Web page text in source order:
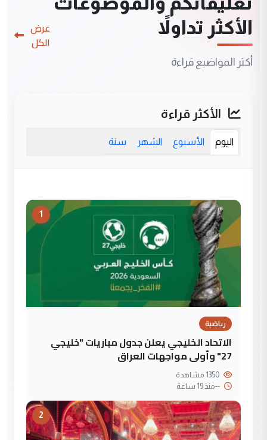
الأكثر تداولاً
أكثر المواضيع قراءة
عرض
الكل
الأكثر قراءة
اليوم الأسبوع الشهر سنة
1
رياضية
الاتحاد الخليجي يعلن جدول مباريات "خليجي
27" وأولى مواجهات العراق
--منذ 19 ساعة
2